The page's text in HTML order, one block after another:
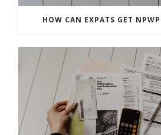
HOW CAN EXPATS GET